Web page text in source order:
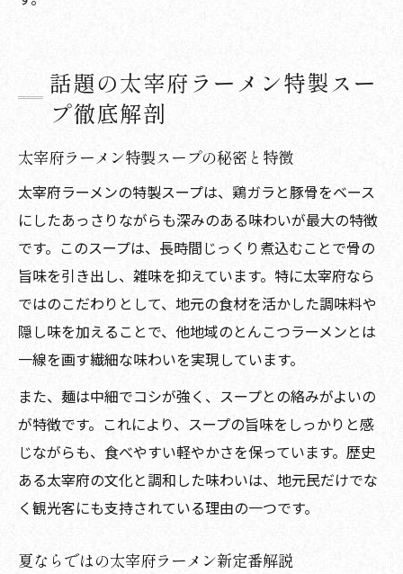
話題の太宰府ラーメン特製スー
プ徹底解剖
太宰府ラーメン特製スープの秘密と特徴
太宰府ラーメンの特製スープは、鶏ガラと豚骨をベース
にしたあっさりながらも深みのある味わいが最大の特徴
です。このスープは、長時間じっくり煮込むことで骨の
旨味を引き出し、雑味を抑えています。特に太宰府なら
ではのこだわりとして、地元の食材を活かした調味料や
隠し味を加えることで、他地域のとんこつラーメンとは
一線を画す繊細な味わいを実現しています。
また、麺は中細でコシが強く、スープとの絡みがよいの
が特徴です。これにより、スープの旨味をしっかりと感
じながらも、食べやすい軽やかさを保っています。歴史
ある太宰府の文化と調和した味わいは、地元民だけでな
く観光客にも支持されている理由の一つです。
夏ならではの太宰府ラーメン新定番解説